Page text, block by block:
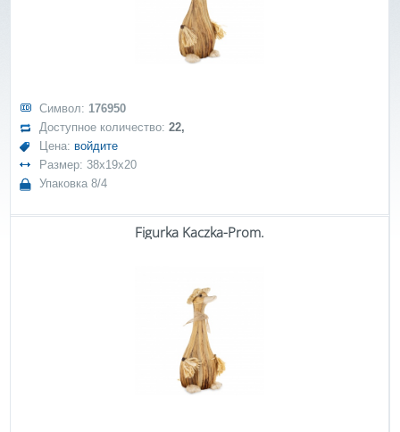
Символ: 176950
Доступное количество:22,
Цена: войдите
Размер: 38x19x20
Упаковка 8/4
Figurka Kaczka-Prom.